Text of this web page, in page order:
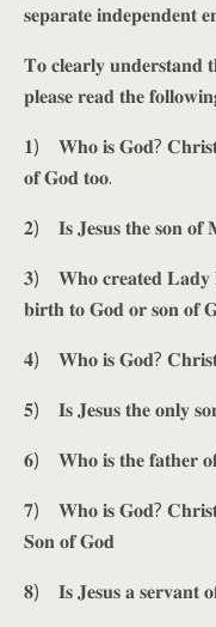
𝐬𝐞𝐩𝐚𝐫𝐚𝐭𝐞 𝐢𝐧𝐝𝐞𝐩𝐞𝐧𝐝𝐞𝐧𝐭
𝐓𝐨 𝐜𝐥𝐞𝐚𝐫𝐥𝐲 𝐮𝐧𝐝𝐞𝐫𝐬𝐭𝐚𝐧𝐝
𝐩𝐥𝐞𝐚𝐬𝐞 𝐫𝐞𝐚𝐝 𝐭𝐡𝐞
𝟏) 𝐖𝐡𝐨 𝐢𝐬 𝐆𝐨𝐝?
𝐨𝐟 𝐆𝐨𝐝 𝐭𝐨𝐨.
𝟐) 𝐈𝐬 𝐉𝐞𝐬𝐮𝐬 𝐭𝐡𝐞 𝐬𝐨𝐧 𝐨𝐟
𝟑) 𝐖𝐡𝐨 𝐜𝐫𝐞𝐚𝐭𝐞𝐝 𝐋𝐚𝐝𝐲
𝐛𝐢𝐫𝐭𝐡 𝐭𝐨 𝐆𝐨𝐝 𝐨𝐫 𝐬𝐨𝐧 𝐨𝐟
𝟒) 𝐖𝐡𝐨 𝐢𝐬 𝐆𝐨𝐝?
𝟓) 𝐈𝐬 𝐉𝐞𝐬𝐮𝐬 𝐭𝐡𝐞 𝐨𝐧𝐥𝐲
𝟔) 𝐖𝐡𝐨 𝐢𝐬 𝐭𝐡𝐞 𝐟𝐚𝐭𝐡𝐞𝐫
𝟕) 𝐖𝐡𝐨 𝐢𝐬 𝐆𝐨𝐝?
𝐒𝐨𝐧 𝐨𝐟 𝐆𝐨𝐝
𝟖) 𝐈𝐬 𝐉𝐞𝐬𝐮𝐬 𝐚 𝐬𝐞𝐫𝐯𝐚𝐧𝐭